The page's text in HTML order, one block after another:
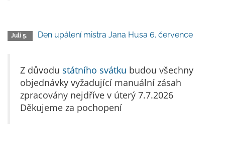
Juli 5. Den upálení mistra Jana Husa 6. července
Z důvodu státního svátku budou všechny
objednávky vyžadující manuální zásah
zpracovány nejdříve v úterý 7.7.2026
Děkujeme za pochopení